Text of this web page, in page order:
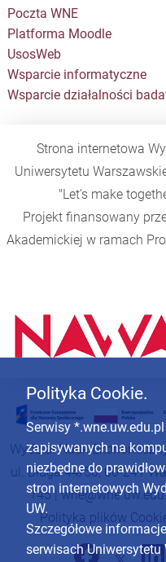
Poczta WNE
Platforma Moodle
UsosWeb
Wsparcie informatyczne
Wsparcie działalności
Strona internetowa
Uniwersytetu
"Let's make
Projekt finansowany
Akademickiej w ramach
Wydział Nauk
ul. Długa 44/50, 00-241
145 |
Polityka plików
Polityka Cookie.
Serwisy
zapisywanych na
niezbędne do
stron internetowych
UW.
Szczegółowe
serwisach